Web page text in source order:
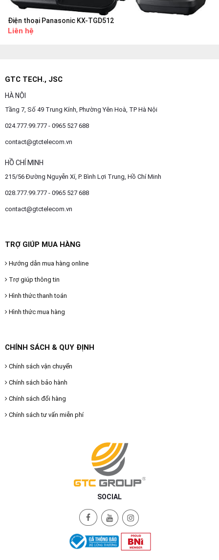
Điện thoại Panasonic KX-TGD512
Liên hệ
GTC TECH., JSC
HÀ NỘI
Tầng 7, Số 49 Trung Kính, Phường Yên Hoà, TP Hà Nội
024.777.99.777 - 0965 527 688
contact@gtctelecom.vn
HỒ CHÍ MINH
215/56 Đường Nguyễn Xí, P. Bình Lợi Trung, Hồ Chí Minh
028.777.99.777 - 0965 527 688
contact@gtctelecom.vn
TRỢ GIÚP MUA HÀNG
Hướng dẫn mua hàng online
Trợ giúp thông tin
Hình thức thanh toán
Hình thức mua hàng
CHÍNH SÁCH & QUY ĐỊNH
Chính sách vận chuyển
Chính sách bảo hành
Chính sách đổi hàng
Chính sách tư vấn miễn phí
SOCIAL